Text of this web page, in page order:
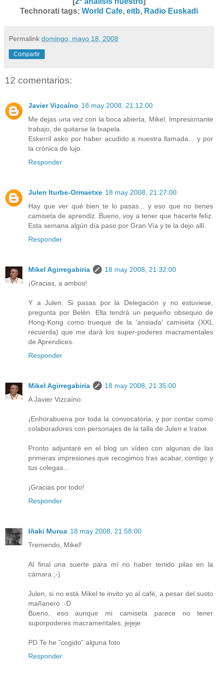
Technorati tags: World Cafe, eitb, Radio Euskadi
Permalink domingo, mayo 18, 2008
Compartir
12 comentarios:
Javier Vizcaíno 18 may 2008, 21:12:00
Me dejas una vez con la boca abierta, Mikel. Impresionante
trabajo, de quitarse la txapela.
Eskerril asko por haber acudido a nuestra llamada... y por
la crónica de lujo.
Responder
Julen Iturbe-Ormaetxe 18 may 2008, 21:27:00
Hay que ver qué bien te lo pasas... y eso que no tienes
camiseta de aprendiz. Bueno, voy a tener que hacerte feliz.
Esta semana algún día paso por Gran Vía y te la dejo allí.
Responder
Mikel Agirregabiria
18 may 2008, 21:32:00
¡Gracias, a ambos!
Y a Julen: Si pasas por la Delegación y no estuviese,
pregunta por Belén. Ella tendrá un pequeño obsequio de
Hong-Kong como trueque de la 'ansiada' camiseta (XXL
recuerda) que me dará los super-poderes macramentales
de Aprendices.
Responder
Mikel Agirregabiria
18 may 2008, 21:35:00
A Javier Vizcaíno:
¡Enhorabuena por toda la convocatoria, y por contar como
colaboradores con personajes de la talla de Julen e Iratxe.
Pronto adjuntaré en el blog un vídeo con algunas de las
primeras impresiones que recogimos tras acabar, contigo y
tus colegas...
¡Gracias por todo!
Responder
Iñaki Murua 18 may 2008, 21:58:00
Tremendo, Mikel!
Al final una suerte para mí no haber tenido pilas en la
cámara ;-)
Julen, si no está Mikel te invito yo al café, a pesar del susto
mañanero :-D
Bueno, eso aunque mi camiseta parece no tener
suporpoderes macramentales, jejeje
PD Te he "cogido" alguna foto
Responder